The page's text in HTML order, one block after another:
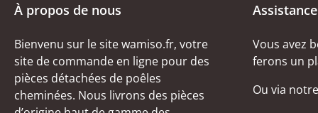
À propos de nous
Bienvenu sur le site wamiso.fr, votre
site de commande en ligne pour des
pièces détachées de poêles
cheminées. Nous livrons des pièces
Vous avez
ferons un
Ou via notre